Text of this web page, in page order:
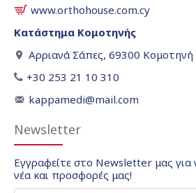
www.orthohouse.com.cy
Κατάστημα Κομοτηνής
Αρριανά Σάπες, 69300
+30 253 21 10 310
kappamedi@mail.com
Newsletter
Εγγραφείτε στο Newsletter μας για
νέα και προσφορές μας!